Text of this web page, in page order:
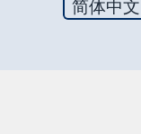
简体中文